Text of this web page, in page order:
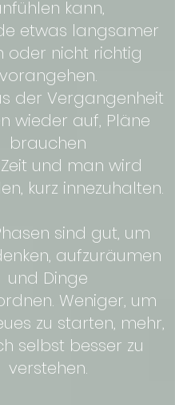
kann,
etwas langsamer
oder nicht richtig
vorangehen.
der Vergangenheit
wieder auf, Pläne
brauchen
und man wird
kurz innezuhalten.
sind gut, um
aufzuräumen
und Dinge
Weniger, um
zu starten, mehr,
selbst besser zu
verstehen.